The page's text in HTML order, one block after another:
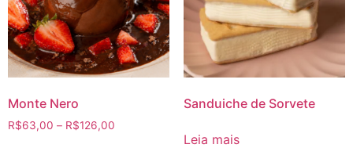
Monte Nero
R$63,00 – R$126,00
Sanduiche de Sorvete
Leia mais